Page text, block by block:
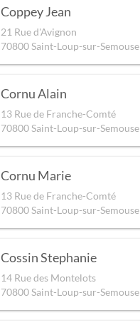
Coppey Jean
21 Rue d'Avignon
70800Saint-Loup-sur-Semouse
Cornu Alain
13 Rue de Franche-Comté
70800Saint-Loup-sur-Semouse
Cornu Marie
13 Rue de Franche-Comté
70800Saint-Loup-sur-Semouse
Cossin Stephanie
14 Rue des Montelots
70800Saint-Loup-sur-Semouse